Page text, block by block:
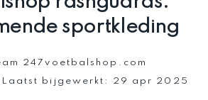
sportkleding
247voetbalshop.com
Laatst bijgewerkt: 29 apr 2025